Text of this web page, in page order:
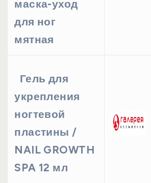
маска-уход
для ног
мятная
Гель для
укрепления
ногтевой
пластины /
NAIL GROWTH
SPA 12 мл